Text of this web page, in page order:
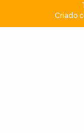
Criado